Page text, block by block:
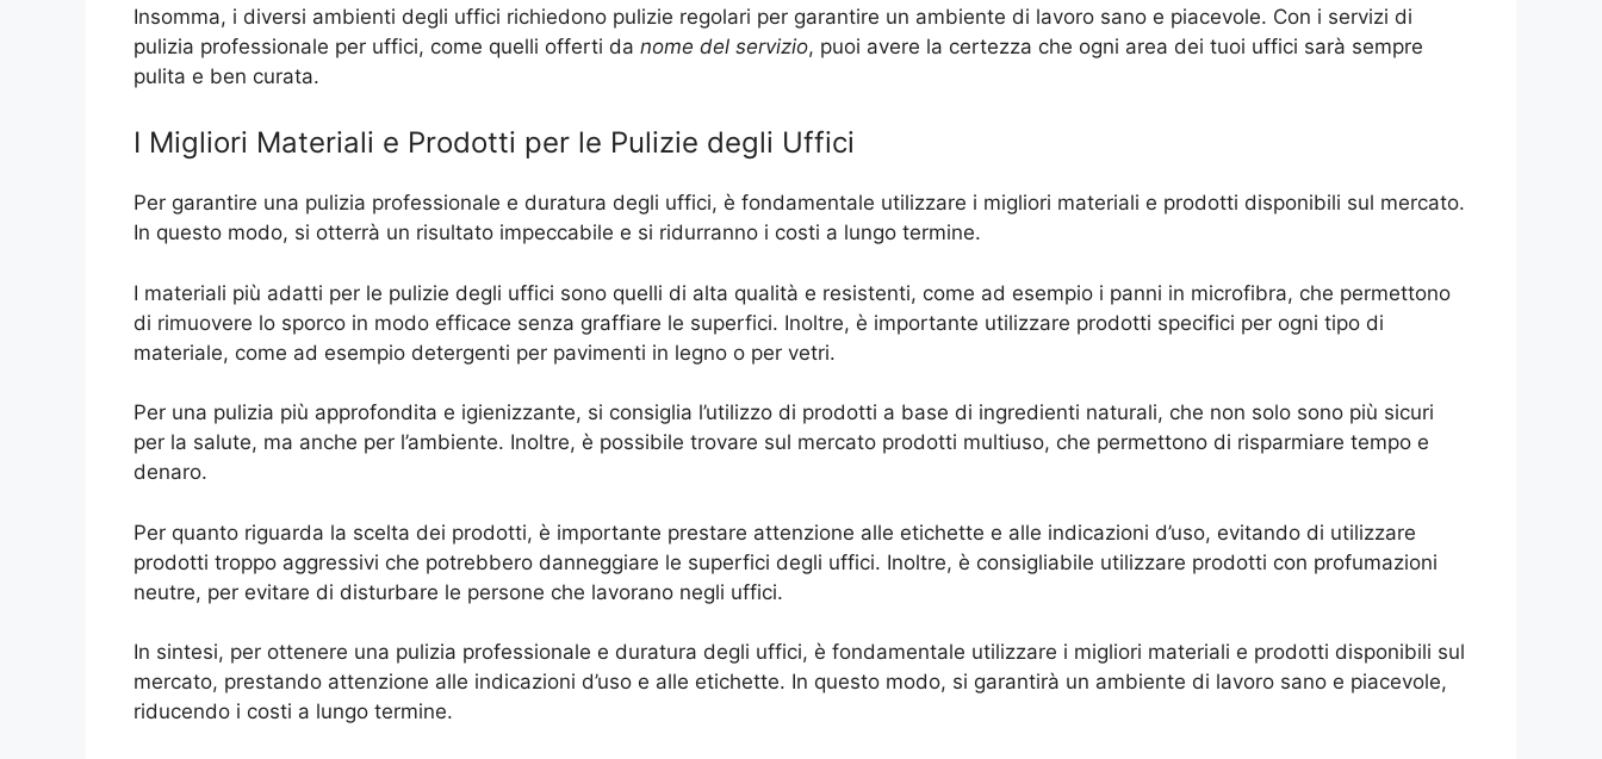
Insomma, i diversi ambienti degli uffici richiedono pulizie regolari per garantire un ambiente di lavoro sano e piacevole. Con i servizi di
pulizia professionale per uffici, come quelli offerti da nome del servizio, puoi avere la certezza che ogni area dei tuoi uffici sarà sempre
pulita e ben curata.
I Migliori Materiali e Prodotti per le Pulizie degli Uffici
Per garantire una pulizia professionale e duratura degli uffici, è fondamentale utilizzare i migliori materiali e prodotti disponibili sul mercato.
In questo modo, si otterrà un risultato impeccabile e si ridurranno i costi a lungo termine.
I materiali più adatti per le pulizie degli uffici sono quelli di alta qualità e resistenti, come ad esempio i panni in microfibra, che permettono
di rimuovere lo sporco in modo efficace senza graffiare le superfici. Inoltre, è importante utilizzare prodotti specifici per ogni tipo di
materiale, come ad esempio detergenti per pavimenti in legno o per vetri.
Per una pulizia più approfondita e igienizzante, si consiglia l’utilizzo di prodotti a base di ingredienti naturali, che non solo sono più sicuri
per la salute, ma anche per l’ambiente. Inoltre, è possibile trovare sul mercato prodotti multiuso, che permettono di risparmiare tempo e
denaro.
Per quanto riguarda la scelta dei prodotti, è importante prestare attenzione alle etichette e alle indicazioni d’uso, evitando di utilizzare
prodotti troppo aggressivi che potrebbero danneggiare le superfici degli uffici. Inoltre, è consigliabile utilizzare prodotti con profumazioni
neutre, per evitare di disturbare le persone che lavorano negli uffici.
In sintesi, per ottenere una pulizia professionale e duratura degli uffici, è fondamentale utilizzare i migliori materiali e prodotti disponibili sul
mercato, prestando attenzione alle indicazioni d’uso e alle etichette. In questo modo, si garantirà un ambiente di lavoro sano e piacevole,
riducendo i costi a lungo termine.